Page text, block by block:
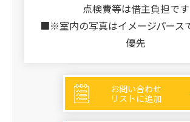
点検費等は借主負担です
■※室内の写真はイメージパース
優先
お問い合わせ
リストに追加